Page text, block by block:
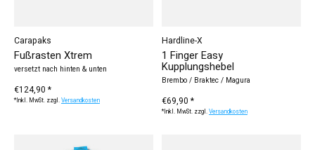
Carapaks
Fußrasten Xtrem
versetzt nach hinten & unten
€124,90 *
*Inkl. MwSt. zzgl.Versandkosten
Hardline-X
1 Finger Easy
Kupplungshebel
Brembo / Braktec / Magura
€69,90 *
*Inkl. MwSt. zzgl.Versandkosten